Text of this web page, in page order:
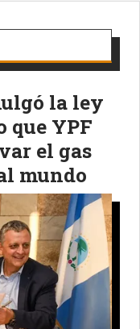
la ley
que YPF
el gas
mundo